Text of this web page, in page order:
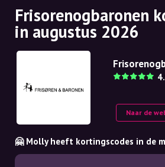
Samenwerking
NO
Frisorenogbaronen
in augustus 2026
Naar de
🤗 Molly heeft kortingscodes in de